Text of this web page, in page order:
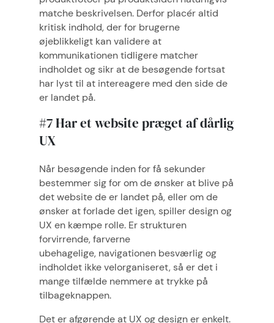
matche beskrivelsen. Derfor placér altid
kritisk indhold, der for brugerne
øjeblikkeligt kan validere at
kommunikationen tidligere matcher
indholdet og sikr at de besøgende fortsat
har lyst til at intereagere med den side de
er landet på.
#7 Har et website præget af dårlig
UX
Når besøgende inden for få sekunder
bestemmer sig for om de ønsker at blive på
det website de er landet på, eller om de
ønsker at forlade det igen, spiller design og
UX en kæmpe rolle. Er strukturen
forvirrende, farverne
ubehagelige, navigationen besværlig og
indholdet ikke velorganiseret, så er det i
mange tilfælde nemmere at trykke på
tilbageknappen.
Det er afgørende at UX og design er enkelt.